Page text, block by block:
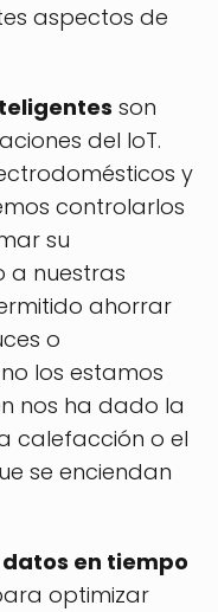
aspectos de
son
del IoT.
y
controlarlos
su
a nuestras
ahorrar
o
los estamos
nos ha dado la
calefacción o el
se enciendan
en tiempo
optimizar